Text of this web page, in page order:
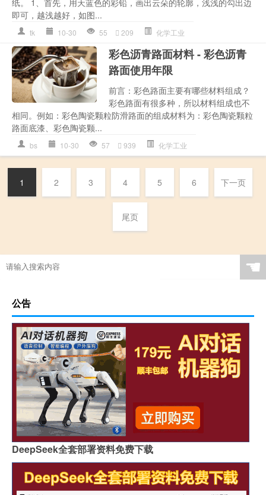
即可，越浅越好，如图...
tk 10-30 55 209 化学工业
彩色沥青路面材料 - 彩色沥青
路面使用年限
前言：彩色路面主要有哪些材料组成？
彩色路面有很多种，所以材料组成也不
相同。例如：彩色陶瓷颗粒防滑路面的组成材料为：彩色陶瓷颗粒
路面底漆、彩色陶瓷颗...
bs 10-30 57 939 化学工业
1 2 3 4 5 6 下一页
尾页
☚
公告
DeepSeek全套部署资料免费下载